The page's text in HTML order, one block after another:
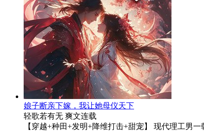
娘子断亲下嫁，我让她母仪天下
轻歌若有无 爽文连载
【穿越+种田+发明+降维打击+甜宠】 现代理工男